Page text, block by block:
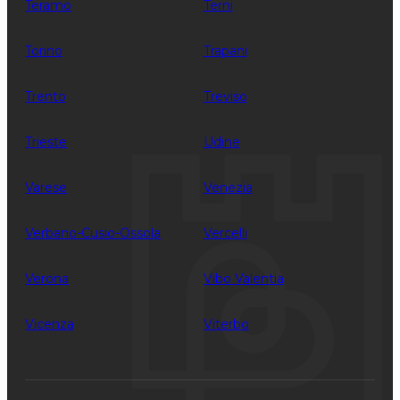
Teramo Terni
Torino Trapani
Trento Treviso
Trieste Udine
Varese Venezia
Verbano-Cusio-Ossola Vercelli
Verona Vibo Valentia
Vicenza Viterbo